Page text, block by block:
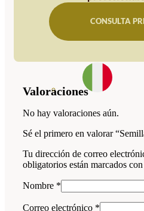
CONSULTA
Valoraciones
No hay valoraciones aún.
Sé el primero en valorar
Tu dirección de correo
obligatorios están marcados con
Nombre *
Correo electrónico *